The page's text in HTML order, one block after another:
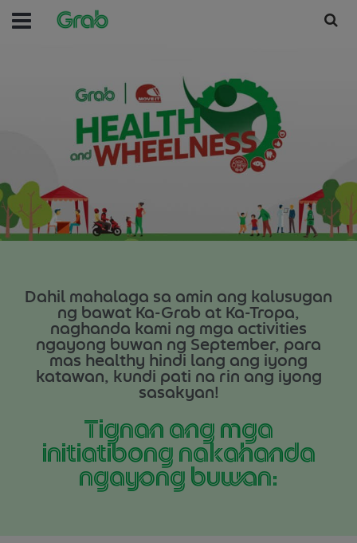
Dahil mahalaga sa amin ang kalusugan
ng bawat Ka-Grab at Ka-Tropa,
naghanda kami ng mga activities
ngayong buwan ng September, para
mas healthy hindi lang ang iyong
katawan, kundi pati na rin ang iyong
sasakyan!
Tignan ang mga
initiatibong nakahanda
ngayong buwan: